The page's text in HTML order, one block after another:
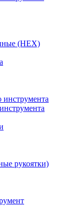
(HEX)
рукоятки)